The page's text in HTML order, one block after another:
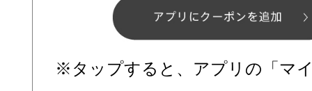
※タップすると、アプリの「マ